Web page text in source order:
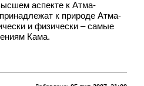
аспекте к Атма-
к природе Атма-
и физически – самые
Кама.